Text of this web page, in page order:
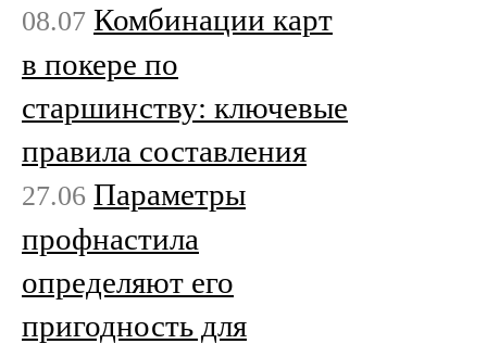
08.07 Комбинации карт
в покере по
старшинству: ключевые
правила составления
27.06 Параметры
профнастила
определяют его
пригодность для